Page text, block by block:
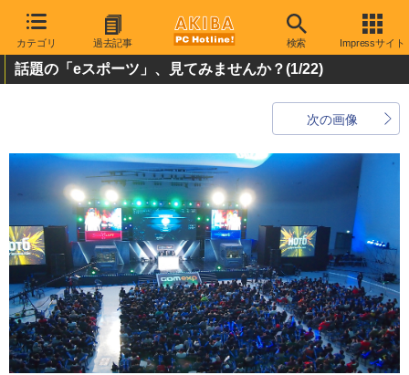
カテゴリ 過去記事 検索 Impressサイト
話題の「eスポーツ」、見てみませんか？(1/22)
次の画像